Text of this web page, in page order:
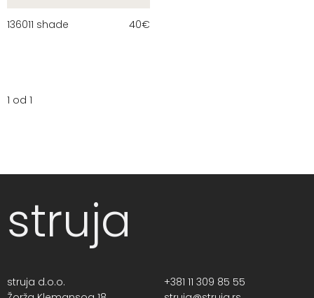
136011 shade 40€
1 od 1
struja
struja d.o.o.
+381 11 309 85 55